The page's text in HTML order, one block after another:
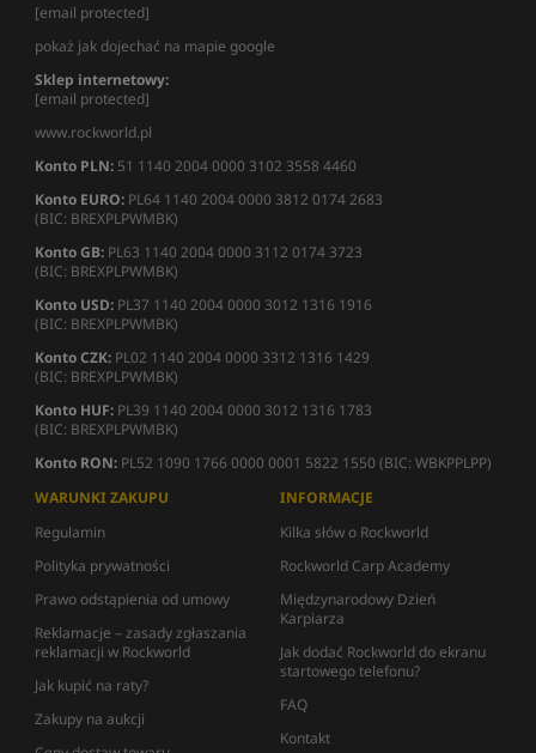
[email protected]
pokaż jak dojechać na mapie google
Sklep internetowy:
[email protected]
www.rockworld.pl
Konto PLN: 51 1140 2004 0000 3102 3558 4460
Konto EURO: PL64 1140 2004 0000 3812 0174 2683
(BIC: BREXPLPWMBK)
Konto GB: PL63 1140 2004 0000 3112 0174 3723
(BIC: BREXPLPWMBK)
Konto USD: PL37 1140 2004 0000 3012 1316 1916
(BIC: BREXPLPWMBK)
Konto CZK: PL02 1140 2004 0000 3312 1316 1429
(BIC: BREXPLPWMBK)
Konto HUF: PL39 1140 2004 0000 3012 1316 1783
(BIC: BREXPLPWMBK)
Konto RON: PL52 1090 1766 0000 0001 5822 1550 (BIC: WBKPPLPP)
WARUNKI ZAKUPU
Regulamin
Polityka prywatności
Prawo odstąpienia od umowy
Reklamacje – zasady zgłaszania
reklamacji w Rockworld
Jak kupić na raty?
Zakupy na aukcji
INFORMACJE
Kilka słów o Rockworld
Rockworld Carp Academy
Międzynarodowy Dzień
Karpiarza
Jak dodać Rockworld do ekranu
startowego telefonu?
FAQ
Kontakt